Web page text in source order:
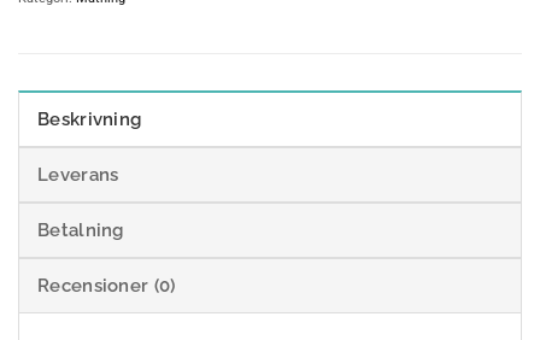
Beskrivning
Leverans
Betalning
Recensioner (0)